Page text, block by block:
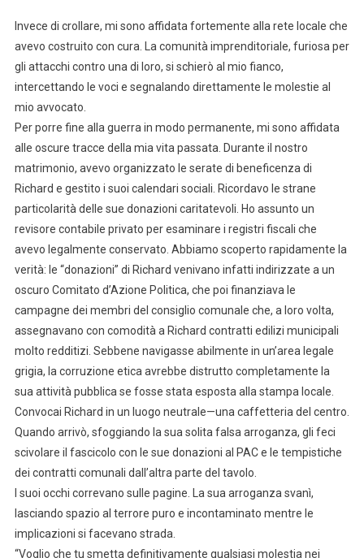
Invece di crollare, mi sono affidata fortemente alla rete locale che
avevo costruito con cura. La comunità imprenditoriale, furiosa per
gli attacchi contro una di loro, si schierò al mio fianco,
intercettando le voci e segnalando direttamente le molestie al
mio avvocato.
Per porre fine alla guerra in modo permanente, mi sono affidata
alle oscure tracce della mia vita passata. Durante il nostro
matrimonio, avevo organizzato le serate di beneficenza di
Richard e gestito i suoi calendari sociali. Ricordavo le strane
particolarità delle sue donazioni caritatevoli. Ho assunto un
revisore contabile privato per esaminare i registri fiscali che
avevo legalmente conservato. Abbiamo scoperto rapidamente la
verità: le “donazioni” di Richard venivano infatti indirizzate a un
oscuro Comitato d’Azione Politica, che poi finanziava le
campagne dei membri del consiglio comunale che, a loro volta,
assegnavano con comodità a Richard contratti edilizi municipali
molto redditizi. Sebbene navigasse abilmente in un’area legale
grigia, la corruzione etica avrebbe distrutto completamente la
sua attività pubblica se fosse stata esposta alla stampa locale.
Convocai Richard in un luogo neutrale—una caffetteria del centro.
Quando arrivò, sfoggiando la sua solita falsa arroganza, gli feci
scivolare il fascicolo con le sue donazioni al PAC e le tempistiche
dei contratti comunali dall’altra parte del tavolo.
I suoi occhi correvano sulle pagine. La sua arroganza svanì,
lasciando spazio al terrore puro e incontaminato mentre le
implicazioni si facevano strada.
“Voglio che tu smetta definitivamente qualsiasi molestia nei